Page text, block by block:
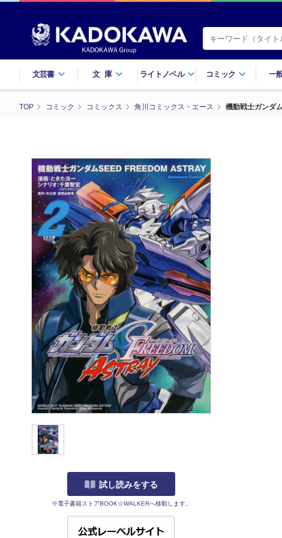
文芸書 文庫 ライトノベル コミック 一
TOP コミック コミックス 角川コミックス・エース 機動戦士ガンダ
試し読みをする
※電子書籍ストアBOOK☆WALKERへ移動します。